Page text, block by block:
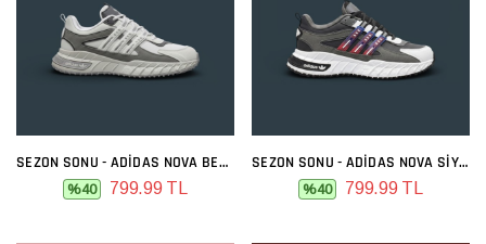
SEZON SONU - ADIDAS NOVA BEYAZ FÜME
%40 799.99 TL
SEZON SONU - ADIDAS NOVA SIYAH KIRMIZI
%40 799.99 TL